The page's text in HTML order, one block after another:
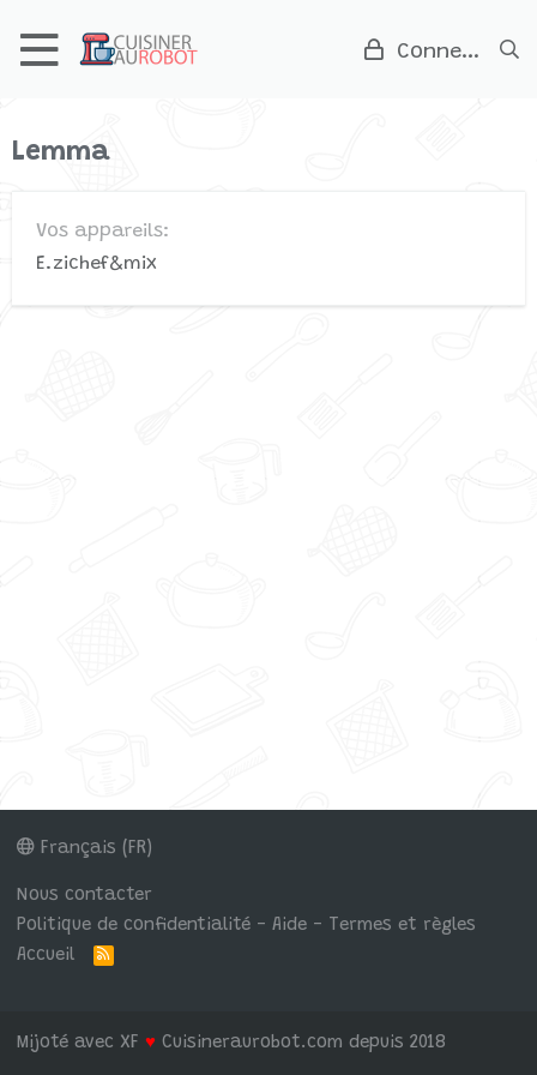
Connexion
Lemma
Vos appareils
E.zichef&mix
Français (FR)
Nous contacter
Politique de confidentialité - Aide - Termes et règles
Accueil
R
Mijoté avec XF ♥ Cuisineraurobot.com depuis 2018